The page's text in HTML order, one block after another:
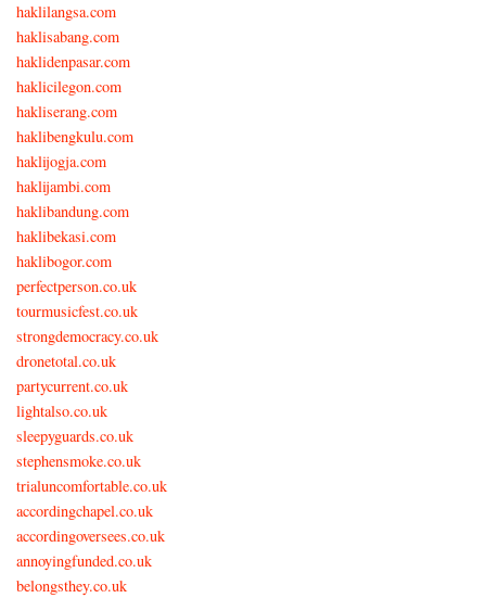
haklilangsa.com
haklisabang.com
haklidenpasar.com
haklicilegon.com
hakliserang.com
haklibengkulu.com
haklijogja.com
haklijambi.com
haklibandung.com
haklibekasi.com
haklibogor.com
perfectperson.co.uk
tourmusicfest.co.uk
strongdemocracy.co.uk
dronetotal.co.uk
partycurrent.co.uk
lightalso.co.uk
sleepyguards.co.uk
stephensmoke.co.uk
trialuncomfortable.co.uk
accordingchapel.co.uk
accordingoversees.co.uk
annoyingfunded.co.uk
belongsthey.co.uk